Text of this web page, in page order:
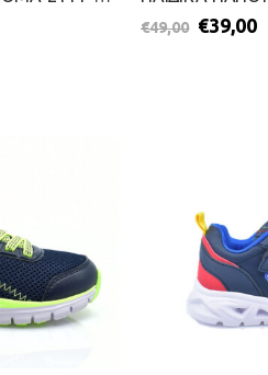
€49,00 €39,00